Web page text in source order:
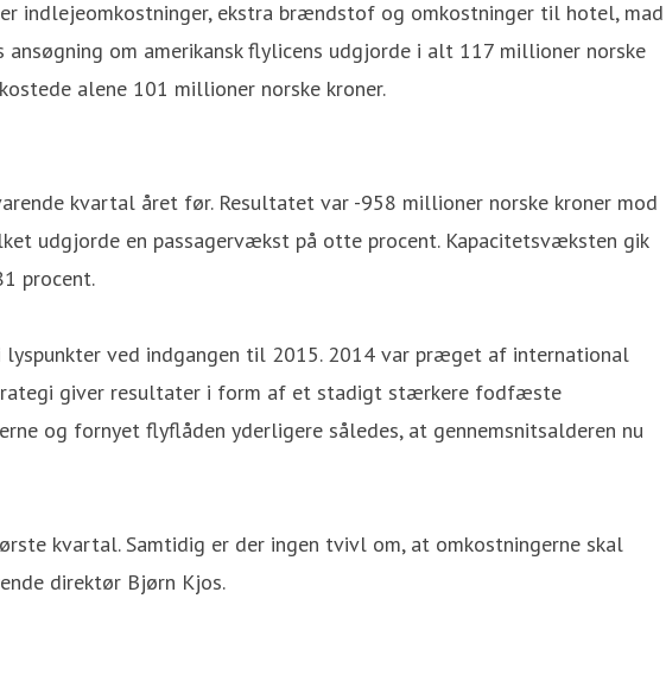
indlejeomkostninger, ekstra brændstof og omkostninger til hotel, mad
om amerikansk flylicens udgjorde i alt 117 millioner norske
alene 101 millioner norske kroner.
kvartal året før. Resultatet var -958 millioner norske kroner mod
udgjorde en passagervækst på otte procent. Kapacitetsvæksten gik
procent.
ved indgangen til 2015. 2014 var præget af international
giver resultater i form af et stadigt stærkere fodfæste
og fornyet flyflåden yderligere således, at gennemsnitsalderen nu
kvartal. Samtidig er der ingen tvivl om, at omkostningerne skal
direktør Bjørn Kjos.